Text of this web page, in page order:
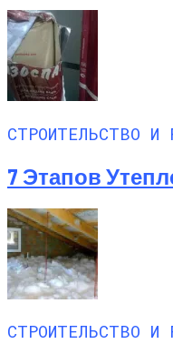
СТРОИТЕЛЬСТВО И
7 Этапов
СТРОИТЕЛЬСТВО И